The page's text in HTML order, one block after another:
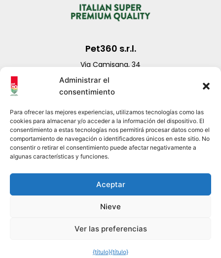
Administrar el
consentimiento
Para ofrecer las mejores experiencias, utilizamos tecnologías como las
cookies para almacenar y/o acceder a la información del dispositivo. El
consentimiento a estas tecnologías nos permitirá procesar datos como el
comportamiento de navegación o identificadores únicos en este sitio. No
consentir o retirar el consentimiento puede afectar negativamente a
algunas características y funciones.
Aceptar
Nieve
Ver las preferencias
{título}{título}
Pet360 s.r.l.
Via Camisana, 34
PI/CF 06396310960
+39 0444 1574109
Newsletter
Suscríbete a nuestra newsletter